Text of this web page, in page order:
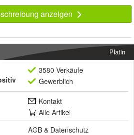
anzeigen
Platin
3580 Verkäufe
Gewerblich
Kontakt
Alle Artikel
AGB & Datenschutz